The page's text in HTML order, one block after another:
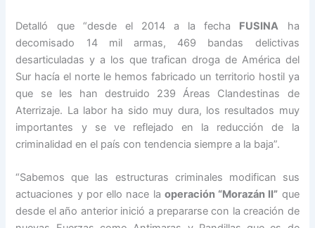
Detalló que “desde el 2014 a la fecha FUSINA ha
decomisado 14 mil armas, 469 bandas delictivas
desarticuladas y a los que trafican droga de América del
Sur hacía el norte le hemos fabricado un territorio hostil ya
que se les han destruido 239 Áreas Clandestinas de
Aterrizaje. La labor ha sido muy dura, los resultados muy
importantes y se ve reflejado en la reducción de la
criminalidad en el país con tendencia siempre a la baja”.
“Sabemos que las estructuras criminales modifican sus
actuaciones y por ello nace la operación “Morazán II” que
desde el año anterior inició a prepararse con la creación de